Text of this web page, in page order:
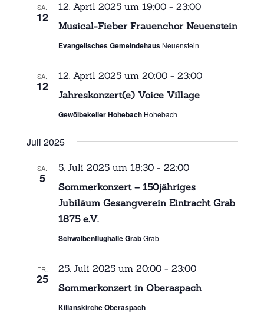
a
v
i
a
t
o
SA.
12
Musical-Fieber Frauenchor Neuenstein
12. April 2025 um 19:00- 23:00
Evangelisches Gemeindehaus Neuenstein
SA.
12
Jahreskonzert(e) Voice Village
12. April 2025 um 20:00- 23:00
Gewölbekeller Hohebach Hohebach
Juli 2025
SA.
5
Sommerkonzert – 150jähriges
Jubiläum Gesangverein Eintracht Grab
1875 e.V.
5. Juli 2025 um 18:30- 22:00
Schwalbenflughalle GrabGrab
FR.
25
Sommerkonzert in Oberaspach
25. Juli 2025 um 20:00- 23:00
Kilianskirche Oberaspach